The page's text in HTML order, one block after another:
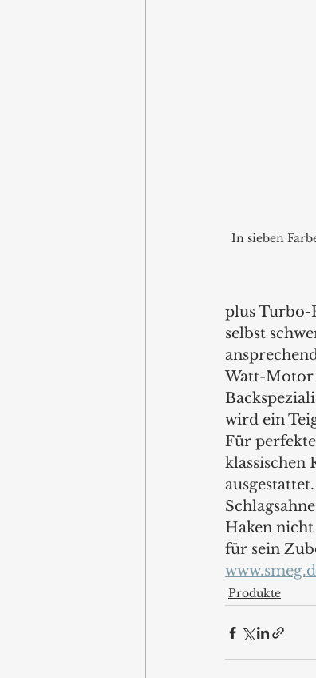
In sieben
plus Turbo-
selbst
Watt-Motor
wird ein
Für
klassischen
Haken
für sein
Produkte